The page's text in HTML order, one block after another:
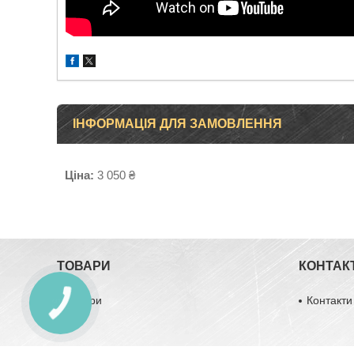
ІНФОРМАЦІЯ ДЛЯ ЗАМОВЛЕННЯ
Ціна: 3 050 ₴
ТОВАРИ
Товари Контакти